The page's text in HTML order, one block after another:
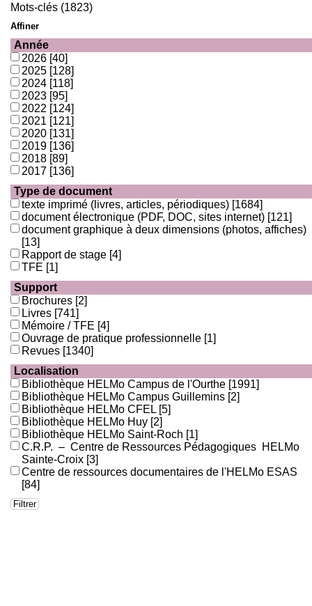
Mots-clés (1823)
Affiner
Année
2026 [40]
2025 [128]
2024 [118]
2023 [95]
2022 [124]
2021 [121]
2020 [131]
2019 [136]
2018 [89]
2017 [136]
Type de document
texte imprimé (livres, articles, périodiques) [1684]
document électronique (PDF, DOC, sites internet) [121]
document graphique à deux dimensions (photos, affiches)
[13]
Rapport de stage [4]
TFE [1]
Support
Brochures [2]
Livres [741]
Mémoire / TFE [4]
Ouvrage de pratique professionnelle [1]
Revues [1340]
Localisation
Bibliothèque HELMo Campus de l'Ourthe [1991]
Bibliothèque HELMo Campus Guillemins [2]
Bibliothèque HELMo CFEL [5]
Bibliothèque HELMo Huy [2]
Bibliothèque HELMo Saint-Roch [1]
C.R.P. – Centre de Ressources Pédagogiques HELMo
Sainte-Croix [3]
Centre de ressources documentaires de l'HELMo ESAS
[84]